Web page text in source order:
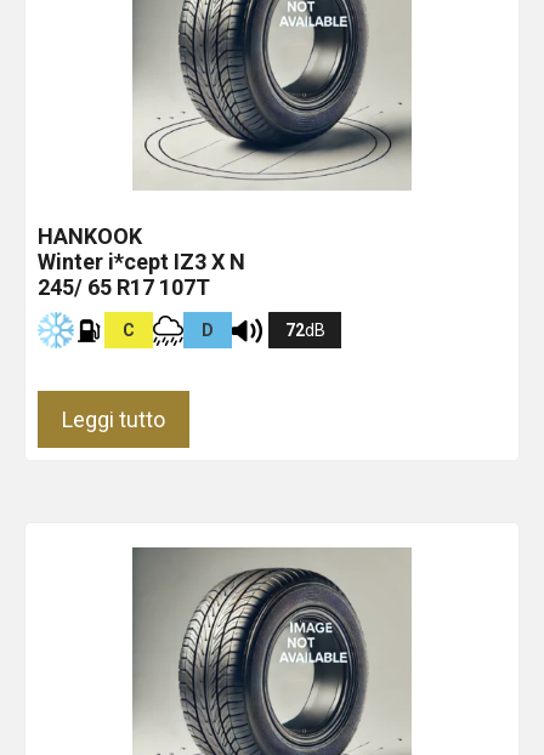
HANKOOK
Winter i*cept IZ3 X N
245/ 65 R17 107T
C D 72dB
Leggi tutto